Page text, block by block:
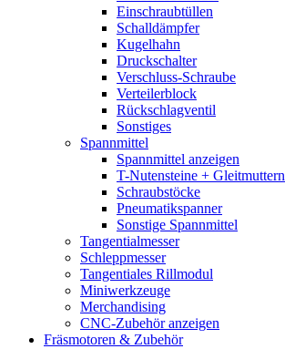
Einschraubtüllen
Schalldämpfer
Kugelhahn
Druckschalter
Verschluss-Schraube
Verteilerblock
Rückschlagventil
Sonstiges
Spannmittel
Spannmittel anzeigen
T-Nutensteine + Gleitmuttern
Schraubstöcke
Pneumatikspanner
Sonstige Spannmittel
Tangentialmesser
Schleppmesser
Tangentiales Rillmodul
Miniwerkzeuge
Merchandising
CNC-Zubehör anzeigen
Fräsmotoren & Zubehör